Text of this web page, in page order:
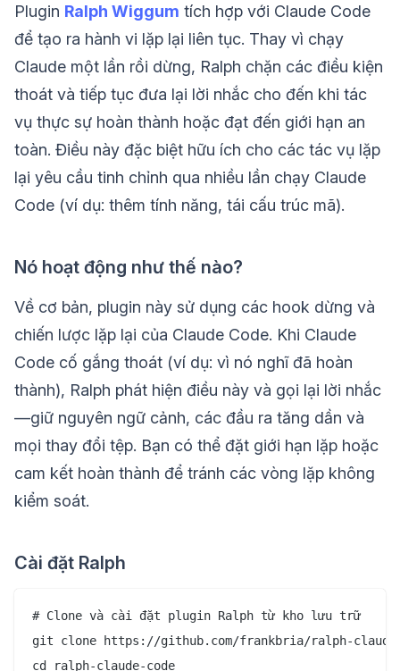
Plugin Ralph Wiggum tích hợp với Claude Code
để tạo ra hành vi lặp lại liên tục. Thay vì chạy
Claude một lần rồi dừng, Ralph chặn các điều kiện
thoát và tiếp tục đưa lại lời nhắc cho đến khi tác
vụ thực sự hoàn thành hoặc đạt đến giới hạn an
toàn. Điều này đặc biệt hữu ích cho các tác vụ lặp
lại yêu cầu tinh chỉnh qua nhiều lần chạy Claude
Code (ví dụ: thêm tính năng, tái cấu trúc mã).
Nó hoạt động như thế nào?
Về cơ bản, plugin này sử dụng các hook dừng và
chiến lược lặp lại của Claude Code. Khi Claude
Code cố gắng thoát (ví dụ: vì nó nghĩ đã hoàn
thành), Ralph phát hiện điều này và gọi lại lời nhắc
—giữ nguyên ngữ cảnh, các đầu ra tăng dần và
mọi thay đổi tệp. Bạn có thể đặt giới hạn lặp hoặc
cam kết hoàn thành để tránh các vòng lặp không
kiểm soát.
Cài đặt Ralph
# Clone và cài đặt plugin Ralph từ kho lưu trữ
git clone https://github.com/frankbria/ralph-
cd ralph-claude-code